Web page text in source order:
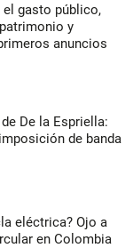
el gasto público,
y
anuncios
De la Espriella:
de banda
eléctrica? Ojo a
en Colombia